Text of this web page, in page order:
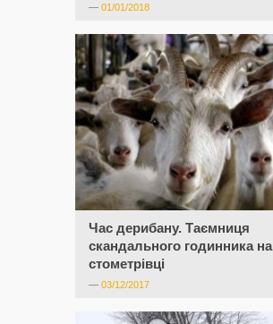
— 01/01/2018
Час дерибану. Таємниця
скандального годинника на
стометрівці
— 03/12/2017